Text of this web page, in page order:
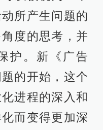
所产生问题的
度的思考，并
护。新《广告
的开始，这个
进程的深入和
而变得更加深